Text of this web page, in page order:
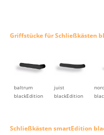
Griffstücke für Schließkästen
baltrum
blackEdition
juist
blackEdition
Schließkästen smartEdition